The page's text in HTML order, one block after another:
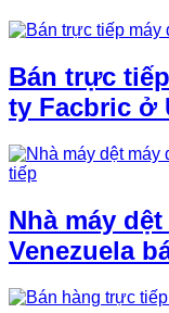
Bán trực
ty Facbric ở
Nhà máy
Venezuela